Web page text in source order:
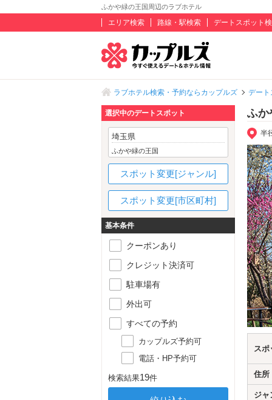
ふかや緑の王国周辺のラブホテル
エリア検索 路線・駅検索 デートスポット
ラブホテル検索・予約ならカップルズ デート
ふか
半
スポ
住所
ジャ
選択中のデートスポット
埼玉県
ふかや緑の王国
スポット変更[ジャンル]
スポット変更[市区町村]
基本条件
クーポンあり
クレジット決済可
駐車場有
外出可
すべての予約
カップルズ予約可
電話・HP予約可
検索結果19件